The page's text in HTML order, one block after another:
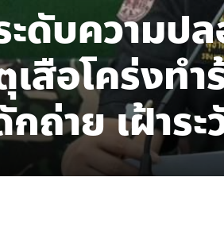
ดับความป
เสือโคร่งท
ถ่าย เฝ้าระ